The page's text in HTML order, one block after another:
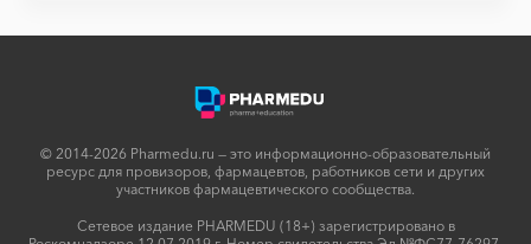
© 2014-2026 Pharmedu.ru — это информационно-образовательный
ресурс для провизоров, фармацевтов, работников сети и других
участников фармацевтического сообщества.
Сетевое издание PHARMEDU (18+) зарегистрировано в